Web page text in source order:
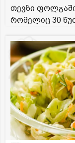
თევზი
რომელიც 30